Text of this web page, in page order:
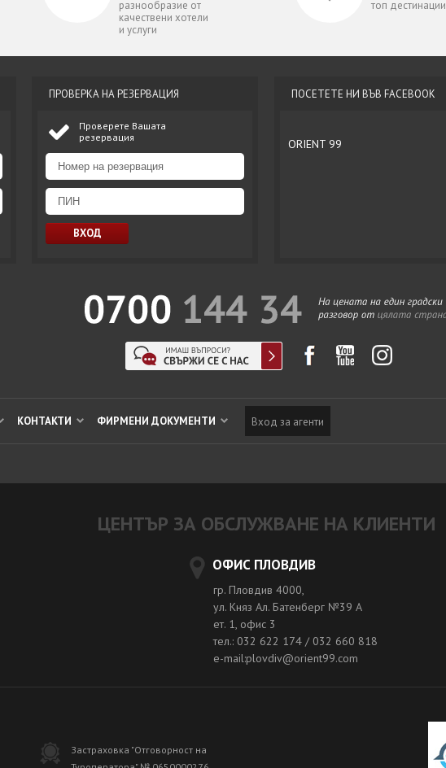
разнообразие от
качествени хотели
и услуги
топ дестинации
ПРОВЕРКА НА РЕЗЕРВАЦИЯ
Проверете Вашата
резервация
ПОСЕТЕТЕ НИ ВЪВ FACEBOOK
ORIENT 99
КОНТАКТИ ФИРМЕНИ ДОКУМЕНТИ Вход за агенти
ЦЕНТЪР ЗА ОБСЛУЖВАНЕ НА КЛИЕНТИ
ОФИС ПЛОВДИВ
гр. Пловдив 4000,
ул. Княз Ал. Батенберг №39 A
ет. 1, офис 3
тел.: 032 622 174 / 032 660 818
e-mail:plovdiv@orient99.com
Застраховка "Отговорност на